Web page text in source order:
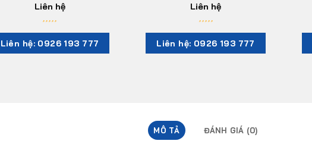
Liên hệ
Liên hệ: 0926 193 777
Liên hệ
Liên hệ: 0926 193 777
MÔ TẢ ĐÁNH GIÁ (0)